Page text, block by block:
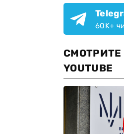
60K+
СМОТРИТЕ
YOUTUBE